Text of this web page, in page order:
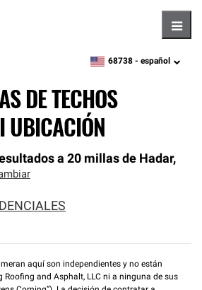
zipcode,language
68738 - español
DE TECHOS
UBICACIÓN
a 20 millas de Hadar,
aquí son independientes y no están
Roofing and Asphalt, LLC ni a ninguna de sus